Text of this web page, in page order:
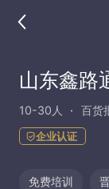
山东鑫路
10-30人 百货
企业认证
免费培训